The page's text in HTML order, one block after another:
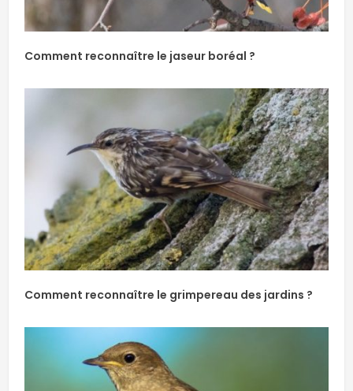
Comment reconnaître le jaseur boréal ?
Comment reconnaître le grimpereau des jardins ?